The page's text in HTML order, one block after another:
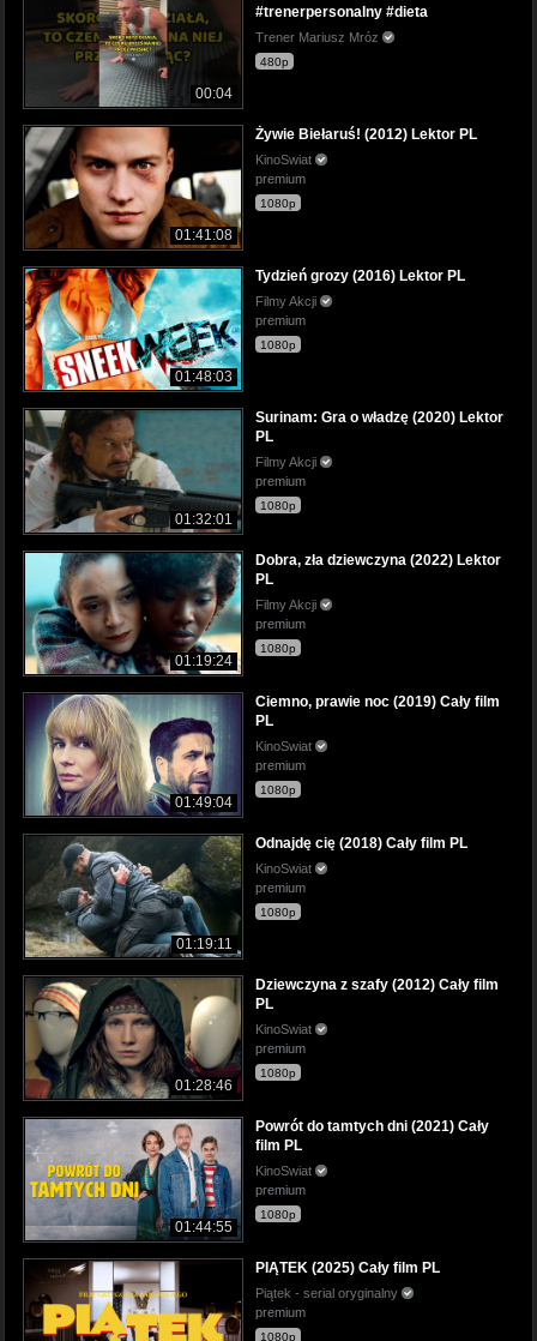
00:04
#trenerpersonalny #dieta
Trener Mariusz Mróz
480p
01:41:08
Żywie Biełaruś! (2012) Lektor PL
KinoSwiat
premium
1080p
01:48:03
Tydzień grozy (2016) Lektor PL
Filmy Akcji
premium
1080p
01:32:01
Surinam: Gra o władzę (2020) Lektor
PL
Filmy Akcji
premium
1080p
01:19:24
Dobra, zła dziewczyna (2022) Lektor
PL
Filmy Akcji
premium
1080p
01:49:04
Ciemno, prawie noc (2019) Cały film
PL
KinoSwiat
premium
1080p
01:19:11
Odnajdę cię (2018) Cały film PL
KinoSwiat
premium
1080p
01:28:46
Dziewczyna z szafy (2012) Cały film
PL
KinoSwiat
premium
1080p
01:44:55
Powrót do tamtych dni (2021) Cały
film PL
KinoSwiat
premium
1080p
PIĄTEK (2025) Cały film PL
Piątek - serial oryginalny
premium
1080p